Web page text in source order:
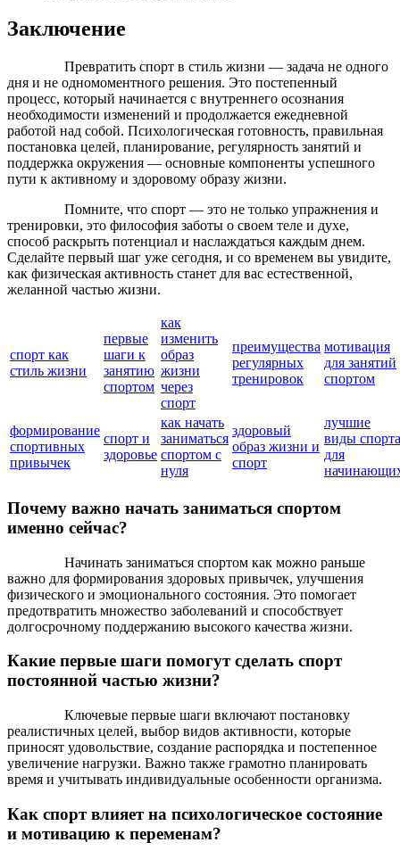
Заключение
Превратить спорт в стиль жизни — задача не одного
дня и не одномоментного решения. Это постепенный
процесс, который начинается с внутреннего осознания
необходимости изменений и продолжается ежедневной
работой над собой. Психологическая готовность, правильная
постановка целей, планирование, регулярность занятий и
поддержка окружения — основные компоненты успешного
пути к активному и здоровому образу жизни.
Помните, что спорт — это не только упражнения и
тренировки, это философия заботы о своем теле и духе,
способ раскрыть потенциал и наслаждаться каждым днем.
Сделайте первый шаг уже сегодня, и со временем вы увидите,
как физическая активность станет для вас естественной,
желанной частью жизни.
спорт как
стиль жизни
первые
шаги к
занятию
спортом
как
изменить
образ
жизни
через
спорт
преимущества
регулярных
тренировок
мотивация
для занятий
спортом
формирование
спортивных
привычек
спорт и
здоровье
как начать
заниматься
спортом с
нуля
здоровый
образ жизни и
спорт
лучшие
виды спорта
для
Почему важно начать заниматься спортом
именно сейчас?
Начинать заниматься спортом как можно раньше
важно для формирования здоровых привычек, улучшения
физического и эмоционального состояния. Это помогает
предотвратить множество заболеваний и способствует
долгосрочному поддержанию высокого качества жизни.
Какие первые шаги помогут сделать спорт
постоянной частью жизни?
Ключевые первые шаги включают постановку
реалистичных целей, выбор видов активности, которые
приносят удовольствие, создание распорядка и постепенное
увеличение нагрузки. Важно также грамотно планировать
время и учитывать индивидуальные особенности организма.
Как спорт влияет на психологическое состояние
и мотивацию к переменам?